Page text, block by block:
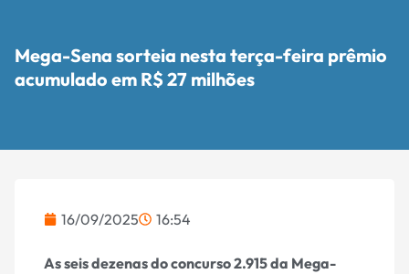
Mega-Sena sorteia nesta terça-feira prêmio
acumulado em R$ 27 milhões
16/09/2025 16:54
As seis dezenas do concurso 2.915 da Mega-